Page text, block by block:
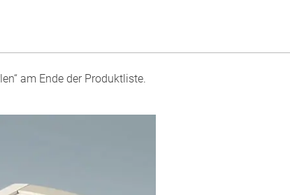
am Ende der Produktliste.